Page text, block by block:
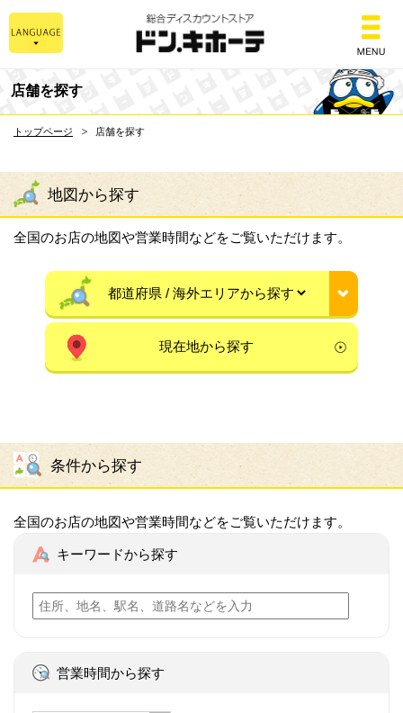
総合ディスカウント
店舗を探す
トップページ 店舗を探す
地図から探す
全国のお店の地図や営業時間などをご覧いただけます。
現在地から探す
条件から探す
全国のお店の地図や営業時間などをご覧いただけます。
キーワードから探す
営業時間から探す